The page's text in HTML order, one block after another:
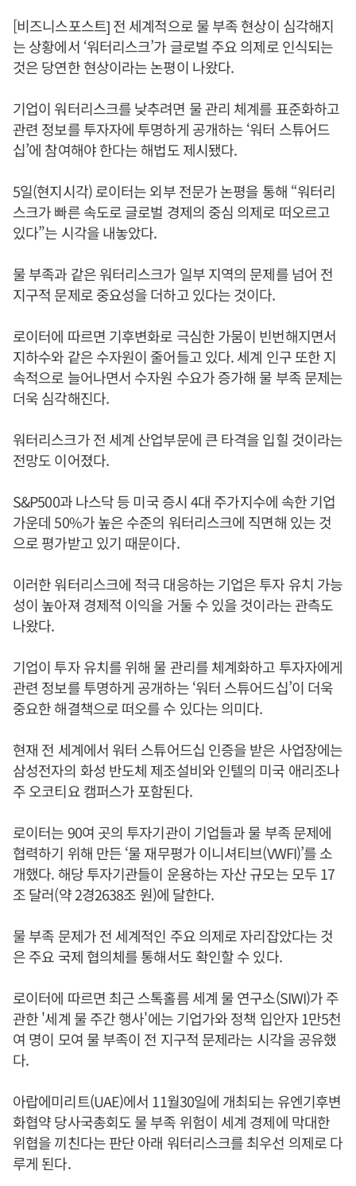
[비즈니스포스트] 전 세계적으로 물 부족 현상이 심각해지
는 상황에서 ‘워터리스크’가 글로벌 주요 의제로 인식되는
것은 당연한 현상이라는 논평이 나왔다.
기업이 워터리스크를 낮추려면 물 관리 체계를 표준화하고
관련 정보를 투자자에 투명하게 공개하는 ‘워터 스튜어드
십’에 참여해야 한다는 해법도 제시됐다.
5일(현지시각) 로이터는 외부 전문가 논평을 통해 “워터리
스크가 빠른 속도로 글로벌 경제의 중심 의제로 떠오르고
있다”는 시각을 내놓았다.
물 부족과 같은 워터리스크가 일부 지역의 문제를 넘어 전
지구적 문제로 중요성을 더하고 있다는 것이다.
로이터에 따르면 기후변화로 극심한 가뭄이 빈번해지면서
지하수와 같은 수자원이 줄어들고 있다. 세계 인구 또한 지
속적으로 늘어나면서 수자원 수요가 증가해 물 부족 문제는
더욱 심각해진다.
워터리스크가 전 세계 산업부문에 큰 타격을 입힐 것이라는
전망도 이어졌다.
S&P500과 나스닥 등 미국 증시 4대 주가지수에 속한 기업
가운데 50%가 높은 수준의 워터리스크에 직면해 있는 것
으로 평가받고 있기 때문이다.
이러한 워터리스크에 적극 대응하는 기업은 투자 유치 가능
성이 높아져 경제적 이익을 거둘 수 있을 것이라는 관측도
나왔다.
기업이 투자 유치를 위해 물 관리를 체계화하고 투자자에게
관련 정보를 투명하게 공개하는 ‘워터 스튜어드십’이 더욱
중요한 해결책으로 떠오를 수 있다는 의미다.
현재 전 세계에서 워터 스튜어드십 인증을 받은 사업장에는
삼성전자의 화성 반도체 제조설비와 인텔의 미국 애리조나
주 오코티요 캠퍼스가 포함된다.
로이터는 90여 곳의 투자기관이 기업들과 물 부족 문제에
협력하기 위해 만든 ‘물 재무평가 이니셔티브(VWFI)’를 소
개했다. 해당 투자기관들이 운용하는 자산 규모는 모두 17
조 달러(약 2경2638조 원)에 달한다.
물 부족 문제가 전 세계적인 주요 의제로 자리잡았다는 것
은 주요 국제 협의체를 통해서도 확인할 수 있다.
로이터에 따르면 최근 스톡홀름 세계 물 연구소(SIWI)가 주
관한 '세계 물 주간 행사'에는 기업가와 정책 입안자 1만5천
여 명이 모여 물 부족이 전 지구적 문제라는 시각을 공유했
다.
아랍에미리트(UAE)에서 11월30일에 개최되는 유엔기후변
화협약 당사국총회도 물 부족 위험이 세계 경제에 막대한
위협을 끼친다는 판단 아래 워터리스크를 최우선 의제로 다
루게 된다.